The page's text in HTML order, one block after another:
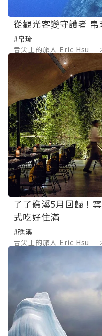
從觀光客變守護者
#帛琉
舌尖上的旅人 Eric Hsu
了了礁溪5月回歸！
式吃好住滿
#礁溪
舌尖上的旅人 Eric Hsu